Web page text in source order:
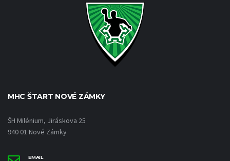
MHC ŠTART NOVÉ ZÁMKY
ŠH Milénium, Jiráskova 25
940 01 Nové Zámky
EMAIL